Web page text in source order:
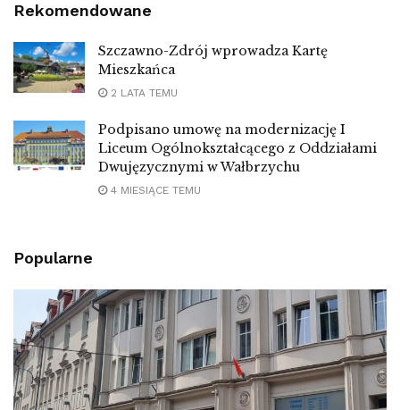
Rekomendowane
Szczawno-Zdrój wprowadza Kartę
Mieszkańca
2 LATA TEMU
Podpisano umowę na modernizację I
Liceum Ogólnokształcącego z Oddziałami
Dwujęzycznymi w Wałbrzychu
4 MIESIĄCE TEMU
Popularne